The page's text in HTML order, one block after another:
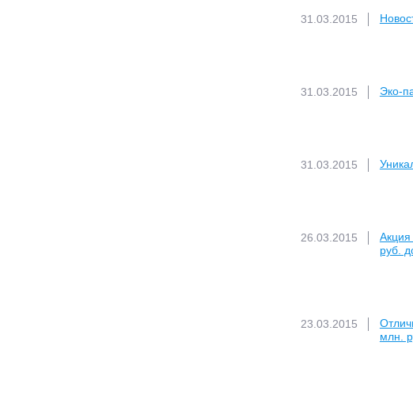
31.03.2015
31.03.2015 Эко-
31.03.2015
26.03.2015
руб.
23.03.2015
млн.